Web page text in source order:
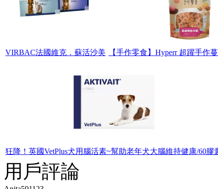
VIRBAC法國維克．蘇活沙美 【手作零食】Hyperr 超躍手作
狂降！英國VetPlus犬用腦活素~幫助老年犬大腦維持健康/60膠
用戶評論